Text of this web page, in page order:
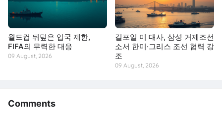
월드컵 뒤덮은 입국 제한,
FIFA의 무력한 대응
09 August, 2026
길포일 미 대사, 삼성 거제조선
소서 한미·그리스 조선 협력 강
조
09 August, 2026
Comments